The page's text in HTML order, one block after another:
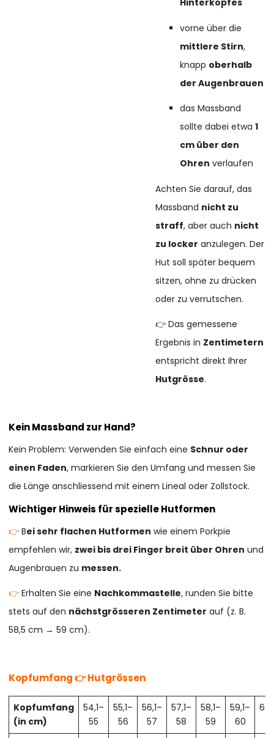
Hinterkopfes
vorne über die
mittlere Stirn,
knapp oberhalb
der Augenbrauen
das Massband
sollte dabei etwa1
cm über den
Ohren verlaufen
Achten Sie darauf, das
Massband nicht zu
straff, aber auch nicht
zu locker anzulegen. Der
Hut soll später bequem
sitzen, ohne zu drücken
oder zu verrutschen.
👉 Das gemessene
Ergebnis in Zentimetern
entspricht direkt Ihrer
Hutgrösse.
Kein Massband zur Hand?
Kein Problem: Verwenden Sie einfach eine Schnur oder
einen Faden, markieren Sie den Umfang und messen Sie
die Länge anschliessend mit einem Lineal oder Zollstock.
Wichtiger Hinweis für spezielle Hutformen
👉Bei sehr flachen Hutformen wie einem Porkpie
empfehlen wir, zwei bis drei Finger breit über Ohren und
Augenbrauen zu messen.
👉Erhalten Sie eine Nachkommastelle, runden Sie bitte
stets auf den nächstgrösseren Zentimeter auf (z. B.
58,5 cm → 59 cm).
Kopfumfang 👉 Hutgrössen
Kopfumfang
(in cm)
54,1–
55
55,1–
56
56,1–
57
57,1–
58
58,1–
59
59,1–
60